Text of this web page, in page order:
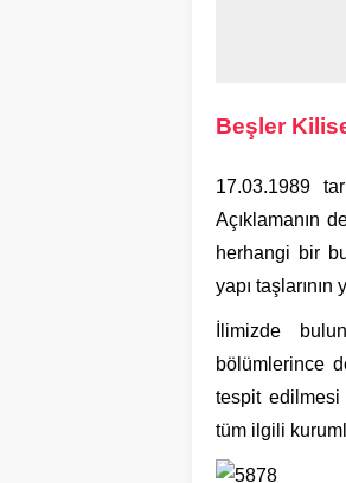
Beşler
17.03.1989
Açıklamanın
herhangi bir
yapı
İlimizde
bölümlerince
tespit edilmesi
tüm ilgili